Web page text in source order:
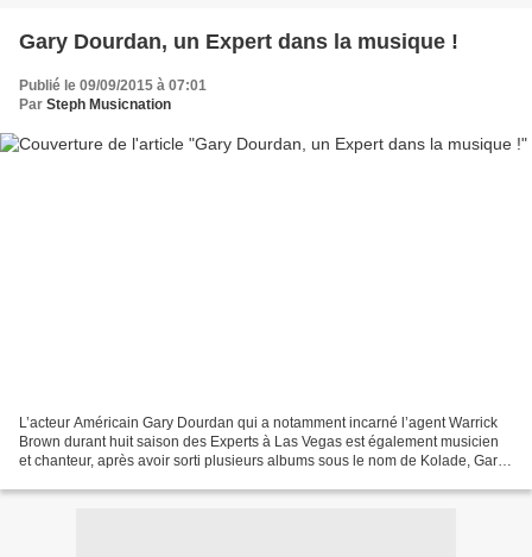
Gary Dourdan, un Expert dans la musique !
Publié le 09/09/2015 à 07:01
Par Steph Musicnation
L’acteur Américain Gary Dourdan qui a notamment incarné l’agent Warrick
Brown durant huit saison des Experts à Las Vegas est également musicien
et chanteur, après avoir sorti plusieurs albums sous le nom de Kolade, Gary